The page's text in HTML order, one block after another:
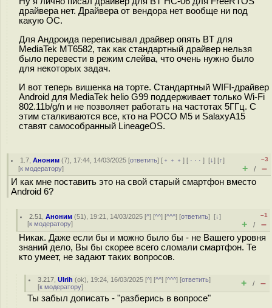
драйвера нет. Драйвера от вендора нет вообще ни под
какую ОС.
Для Андроида переписывал драйвер опять BT для
MediaTek MT6582, так как стандартный драйвер нельзя
было перевести в режим слейва, что очень нужно было
для некоторых задач.
И вот теперь вишенка на торте. Стандартный WIFI-драйвер
Android для MediaTek helio G99 поддерживает только Wi-Fi
802.11b/g/n и не позволяет работать на частотах 5ГГц. С
этим сталкиваются все, кто на POCO M5 и SalaxyA15
ставят самособранный LineageOS.
1.7 ,Аноним (7), 17:44, 14/03/2025 [ответить] [ ﹢﹢﹢] [ · · ·][↓] [↑]
[к модератору]
–3
+ / –
И как мне поставить это на свой старый смартфон вместо
Android 6?
2.51 ,Аноним (51), 19:21, 14/03/2025 [^] [^^] [^^^] [ответить][↓]
[к модератору]
–1
+ / –
Никак. Даже если бы и можно было бы - не Вашего уровня
знаний дело, Вы бы скорее всего сломали смартфон. Те
кто умеет, не задают таких вопросов.
3.217 ,Ulrih (ok), 19:24, 16/03/2025 [^] [^^] [^^^] [ответить]
[к модератору] + / –
Ты забыл дописать - "разберись в вопросе"